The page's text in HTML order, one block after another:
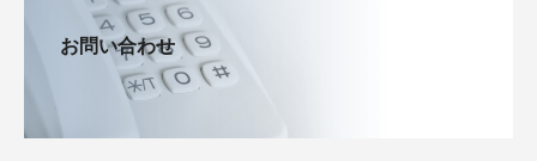
お問い合わせ